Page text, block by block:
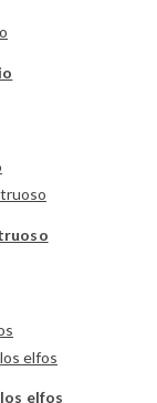
elfos